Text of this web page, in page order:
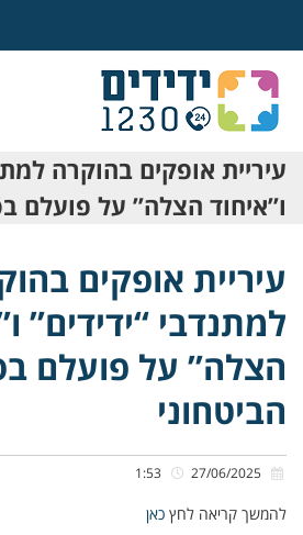
עיריית אופקים בהוקרה
ו”איחוד הצלה” על פועלם
עיריית אופקים
למתנדבי “ידידים”
הצלה” על פועלם
הביטחוני
להמשך קריאה לחץ כאן